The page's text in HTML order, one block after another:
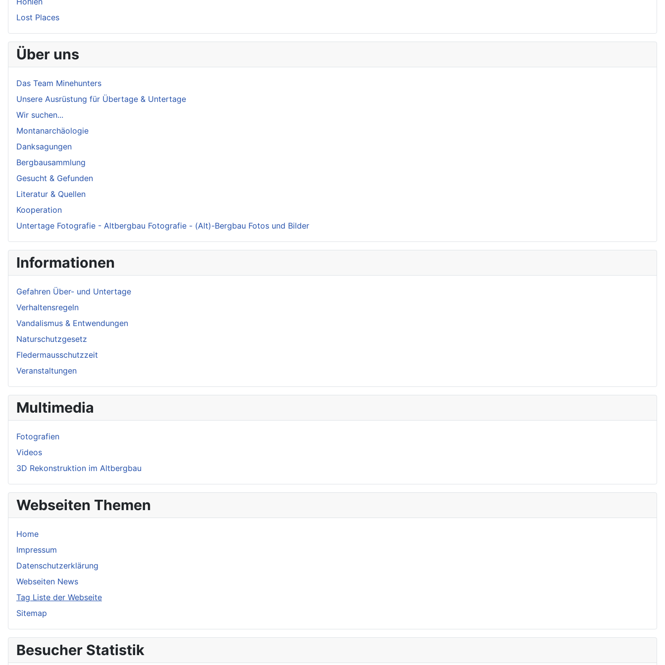
Lost Places
Über uns
Das Team Minehunters
Unsere Ausrüstung für Übertage & Untertage
Wir suchen...
Montanarchäologie
Danksagungen
Bergbausammlung
Gesucht & Gefunden
Literatur & Quellen
Kooperation
Untertage Fotografie - Altbergbau Fotografie - (Alt)-Bergbau Fotos und Bilder
Informationen
Gefahren Über- und Untertage
Verhaltensregeln
Vandalismus & Entwendungen
Naturschutzgesetz
Fledermausschutzzeit
Veranstaltungen
Multimedia
Fotografien
Videos
3D Rekonstruktion im Altbergbau
Webseiten Themen
Home
Impressum
Datenschutzerklärung
Webseiten News
Tag Liste der Webseite
Sitemap
Besucher Statistik